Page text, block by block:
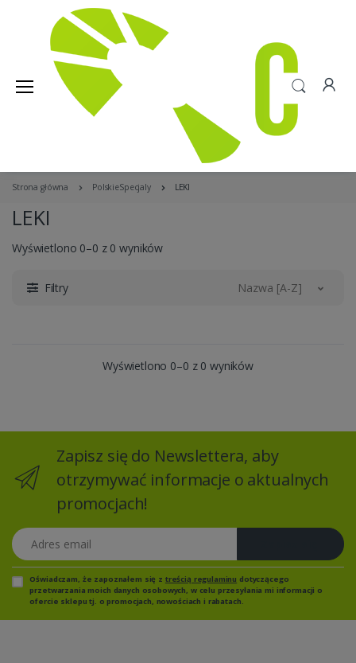
Strona główna PolskieSpecjaly LEKI
LEKI
Wyświetlono 0–0 z 0 wyników
Filtry Nazwa [A-Z]
Wyświetlono 0–0 z 0 wyników
Zapisz się do Newslettera, aby
otrzymywać informacje o aktualnych
promocjach!
Adres email
Oświadczam, że zapoznałem się z treścią regulaminu dotyczącego
przetwarzania moich danych osobowych, w celu przesyłania mi informacji o
ofercie sklepu tj. o promocjach, nowościach i rabatach.